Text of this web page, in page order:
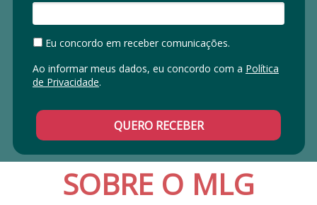
Eu concordo em receber comunicações.
Ao informar meus dados, eu concordo com a Política
de Privacidade.
QUERO RECEBER
SOBRE O MLG